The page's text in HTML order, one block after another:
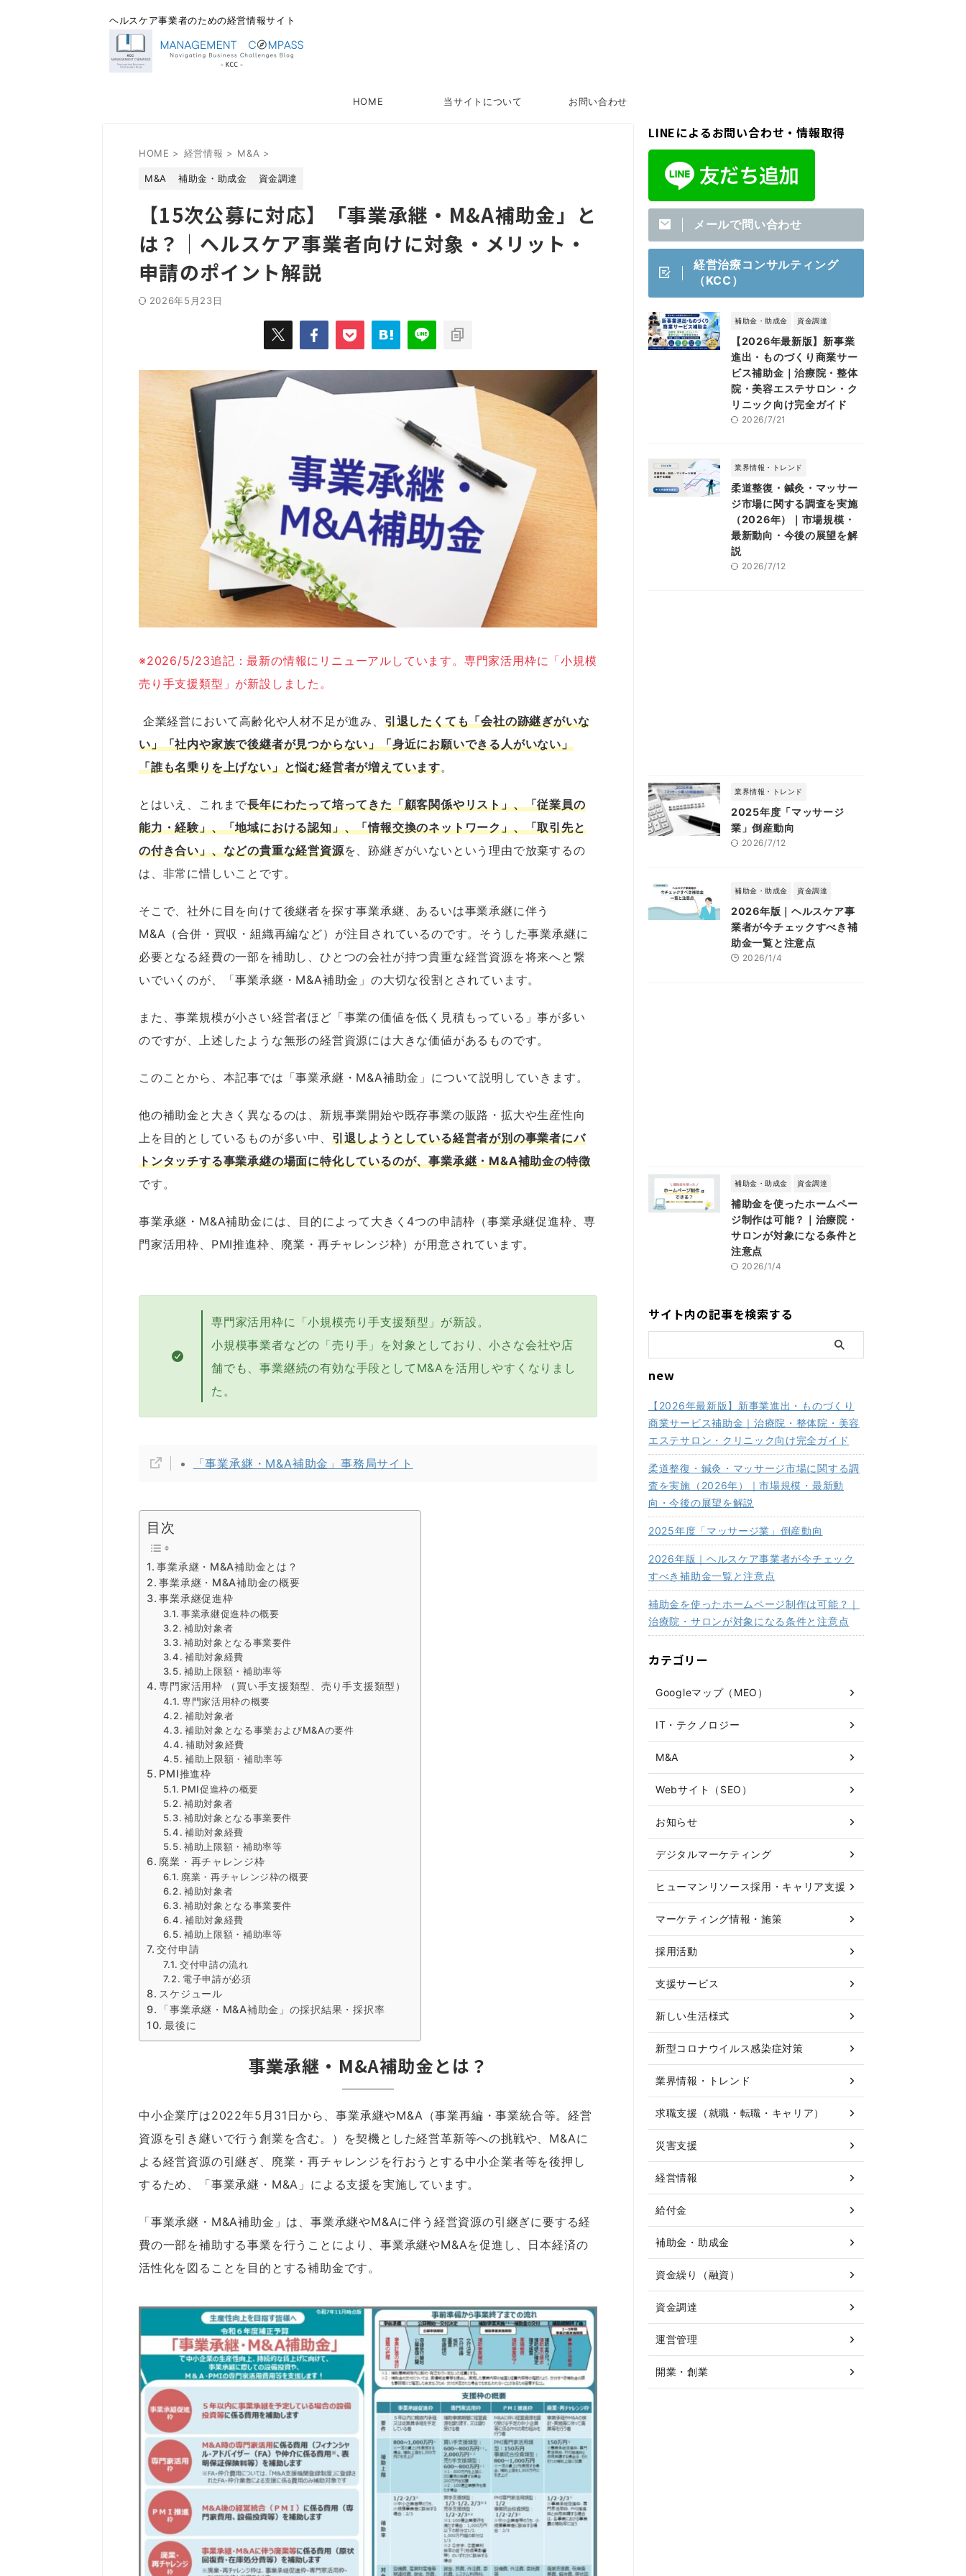
ヘルスケア事業者のための経営情報サイト
HOME 当サイトについて お問い合わせ
HOME > 経営情報 > M&A >
M&A 補助金・助成金 資金調達
【15次公募に対応】「事業承継・M&A補助金」と
は？｜ヘルスケア事業者向けに対象・メリット・
申請のポイント解説
2026年5月23日
※2026/5/23追記：最新の情報にリニューアルしています。専門家活用枠に「小規模
売り手支援類型」が新設しました。
企業経営において高齢化や人材不足が進み、 引退したくても「会社の跡継ぎがいな
い」「社内や家族で後継者が見つからない」「身近にお願いできる人がいない」
「誰も名乗りを上げない」と悩む経営者が増えています。
とはいえ、これまで長年にわたって培ってきた「顧客関係やリスト」、「従業員の
能力・経験」、「地域における認知」、「情報交換のネットワーク」、「取引先と
の付き合い」、などの貴重な経営資源を、跡継ぎがいないという理由で放棄するの
は、非常に惜しいことです。
そこで、社外に目を向けて後継者を探す事業承継、あるいは事業承継に伴う
M&A（合併・買収・組織再編など）が注目されているのです。そうした事業承継に
必要となる経費の一部を補助し、ひとつの会社が持つ貴重な経営資源を将来へと繋
いでいくのが、「事業承継・M&A補助金」の大切な役割とされています。
また、事業規模が小さい経営者ほど「事業の価値を低く見積もっている」事が多い
のですが、上述したような無形の経営資源には大きな価値があるものです。
このことから、本記事では「事業承継・M&A補助金」について説明していきます。
他の補助金と大きく異なるのは、新規事業開始や既存事業の販路・拡大や生産性向
上を目的としているものが多い中、 引退しようとしている経営者が別の事業者にバ
トンタッチする事業承継の場面に特化しているのが、事業承継・M&A補助金の特徴
です。
事業承継・M&A補助金には、目的によって大きく4つの申請枠（事業承継促進枠、専
門家活用枠、PMI推進枠、廃業・再チャレンジ枠）が用意されています。
専門家活用枠に「小規模売り手支援類型」が新設。
小規模事業者などの「売り手」を対象としており、小さな会社や店
舗でも、事業継続の有効な手段としてM&Aを活用しやすくなりまし
た。
「事業承継・M&A補助金」事務局サイト
目次
事業承継・M&A補助金とは？
事業承継・M&A補助金の概要
事業承継促進枠
事業承継促進枠の概要
補助対象者
補助対象となる事業要件
補助対象経費
補助上限額・補助率等
専門家活用枠 （買い手支援類型、売り手支援類型）
専門家活用枠の概要
補助対象者
補助対象となる事業およびM&Aの要件
補助対象経費
補助上限額・補助率等
PMI推進枠
PMI促進枠の概要
補助対象者
補助対象となる事業要件
補助対象経費
補助上限額・補助率等
廃業・再チャレンジ枠
廃業・再チャレンジ枠の概要
補助対象者
補助対象となる事業要件
補助対象経費
補助上限額・補助率等
交付申請
交付申請の流れ
電子申請が必須
スケジュール
「事業承継・M&A補助金」の採択結果・採択率
最後に
事業承継・M&A補助金とは？
中小企業庁は2022年5月31日から、事業承継やM&A（事業再編・事業統合等。経営
資源を引き継いで行う創業を含む。）を契機とした経営革新等への挑戦や、M&Aに
よる経営資源の引継ぎ、廃業・再チャレンジを行おうとする中小企業者等を後押し
するため、「事業承継・M&A」による支援を実施しています。
「事業承継・M&A補助金」は、事業承継やM&Aに伴う経営資源の引継ぎに要する経
費の一部を補助する事業を行うことにより、事業承継やM&Aを促進し、日本経済の
活性化を図ることを目的とする補助金です。
LINEによるお問い合わせ・情報取得
メールで問い合わせ
経営治療コンサルティング
（KCC）
補助金・助成金 資金調達
【2026年最新版】新事業
進出・ものづくり商業サー
ビス補助金｜治療院・整体
院・美容エステサロン・ク
リニック向け完全ガイド
2026/7/21
業界情報・トレンド
柔道整復・鍼灸・マッサー
ジ市場に関する調査を実施
（2026年）｜市場規模・
最新動向・今後の展望を解
説
2026/7/12
業界情報・トレンド
2025年度「マッサージ
業」倒産動向
2026/7/12
補助金・助成金 資金調達
2026年版｜ヘルスケア事
業者が今チェックすべき補
助金一覧と注意点
2026/1/4
補助金・助成金 資金調達
補助金を使ったホームペー
ジ制作は可能？｜治療院・
サロンが対象になる条件と
注意点
2026/1/4
サイト内の記事を検索する
new
【2026年最新版】新事業進出・ものづくり
商業サービス補助金｜治療院・整体院・美容
エステサロン・クリニック向け完全ガイド
柔道整復・鍼灸・マッサージ市場に関する調
査を実施（2026年）｜市場規模・最新動
向・今後の展望を解説
2025年度「マッサージ業」倒産動向
2026年版｜ヘルスケア事業者が今チェック
すべき補助金一覧と注意点
補助金を使ったホームページ制作は可能？｜
治療院・サロンが対象になる条件と注意点
カテゴリー
Googleマップ（MEO）
IT・テクノロジー
M&A
Webサイト（SEO）
お知らせ
デジタルマーケティング
ヒューマンリソース採用・キャリア支援
マーケティング情報・施策
採用活動
支援サービス
新しい生活様式
新型コロナウイルス感染症対策
業界情報・トレンド
求職支援（就職・転職・キャリア）
災害支援
経営情報
給付金
補助金・助成金
資金繰り（融資）
資金調達
運営管理
開業・創業